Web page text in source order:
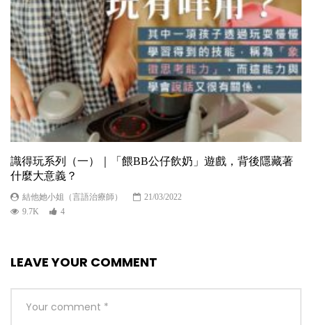
識得玩系列（一）｜「餵BB公仔飲奶」遊戲，背後隱藏著
什麼大意義？
結他她小姐（言語治療師）
21/03/2022
9.7K
4
LEAVE YOUR COMMENT